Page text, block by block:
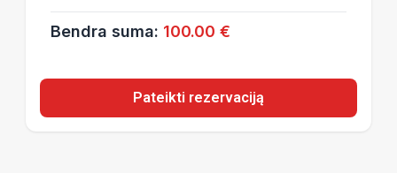
Bendra suma: 100.00 €